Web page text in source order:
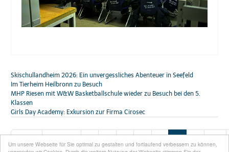
Um unsere Webseite für Sie optimal zu gestalten und fortlaufend verbessern zu können,
Skischullandheim 2026: Ein unvergessliches Abenteuer in Seefeld
Im Tierheim Heilbronn zu Besuch
MHP Riesen mit W&W Basketballschule wieder zu Besuch bei den 5.
Klassen
Girls Day Academy: Exkursion zur Firma Cirosec